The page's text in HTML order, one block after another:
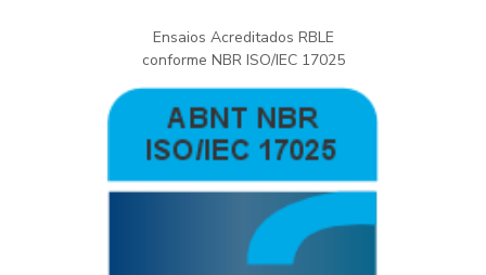
Ensaios Acreditados RBLE
conforme NBR ISO/IEC 17025